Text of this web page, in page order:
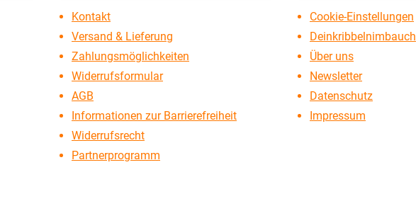
Kontakt
Versand & Lieferung
Zahlungsmöglichkeiten
Widerrufsformular
AGB
Informationen zur Barrierefreiheit
Widerrufsrecht
Partnerprogramm
Cookie-Einstellungen
Deinkribbelnimbauch
Über uns
Newsletter
Datenschutz
Impressum